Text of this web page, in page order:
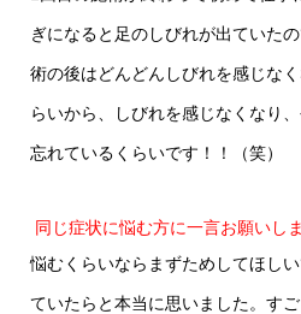
ぎになると足のしびれが出ていた
術の後はどんどんしびれを感じな
らいから、しびれを感じなくなり
忘れているくらいです！！（笑）
同じ症状に悩む方に一言お願いし
悩むくらいならまずためしてほし
ていたらと本当に思いました。す